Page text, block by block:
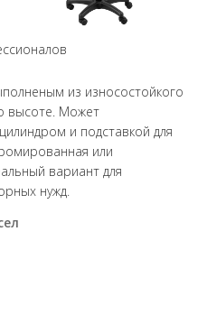
из износостойкого
высоте. Может
и подставкой для
или
вариант для
нужд.